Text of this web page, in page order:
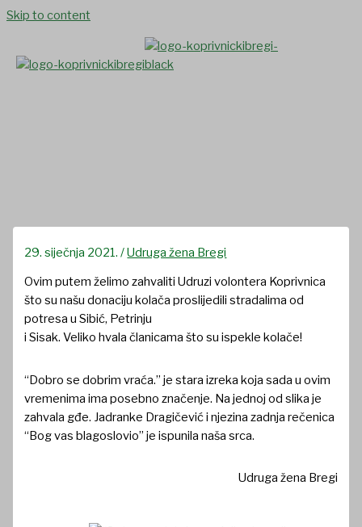
Skip to content
29. siječnja 2021./Udruga žena Bregi
Ovim putem želimo zahvaliti Udruzi volontera Koprivnica
što su našu donaciju kolača proslijedili stradalima od
potresa u Sibić, Petrinju
i Sisak. Veliko hvala članicama što su ispekle kolače!
“Dobro se dobrim vraća.” je stara izreka koja sada u ovim
vremenima ima posebno značenje. Na jednoj od slika je
zahvala gđe. Jadranke Dragičević i njezina zadnja rečenica
“Bog vas blagoslovio” je ispunila naša srca.
Udruga žena Bregi